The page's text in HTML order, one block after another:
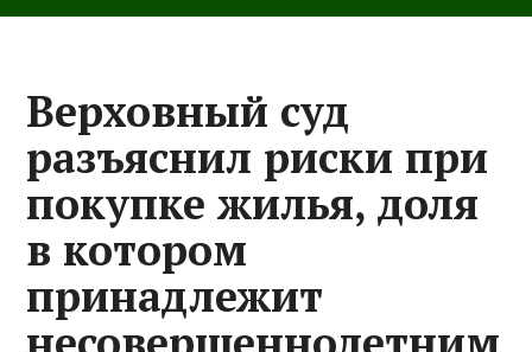
Верховный суд
разъяснил риски при
покупке жилья, доля
в котором
принадлежит